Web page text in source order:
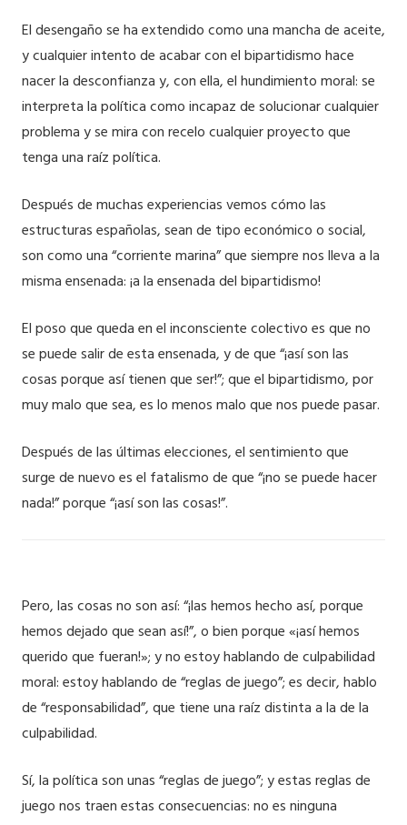
El desengaño se ha extendido como una mancha de aceite,
y cualquier intento de acabar con el bipartidismo hace
nacer la desconfianza y, con ella, el hundimiento moral: se
interpreta la política como incapaz de solucionar cualquier
problema y se mira con recelo cualquier proyecto que
tenga una raíz política.
Después de muchas experiencias vemos cómo las
estructuras españolas, sean de tipo económico o social,
son como una “corriente marina” que siempre nos lleva a la
misma ensenada: ¡a la ensenada del bipartidismo!
El poso que queda en el inconsciente colectivo es que no
se puede salir de esta ensenada, y de que “¡así son las
cosas porque así tienen que ser!”; que el bipartidismo, por
muy malo que sea, es lo menos malo que nos puede pasar.
Después de las últimas elecciones, el sentimiento que
surge de nuevo es el fatalismo de que “¡no se puede hacer
nada!” porque “¡así son las cosas!”.
Pero, las cosas no son así: “¡las hemos hecho así, porque
hemos dejado que sean así!”, o bien porque «¡así hemos
querido que fueran!»; y no estoy hablando de culpabilidad
moral: estoy hablando de “reglas de juego”; es decir, hablo
de “responsabilidad”, que tiene una raíz distinta a la de la
culpabilidad.
Sí, la política son unas “reglas de juego”; y estas reglas de
juego nos traen estas consecuencias: no es ninguna